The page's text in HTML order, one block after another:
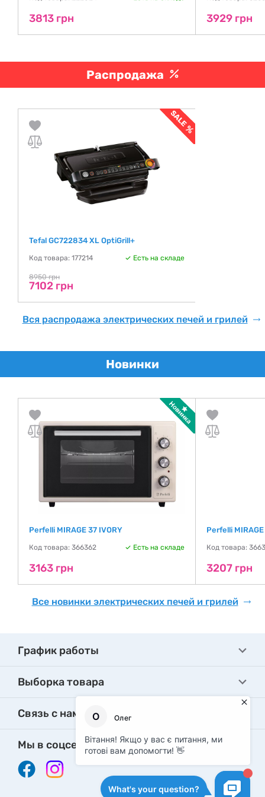
3813 грн 3929 грн
Распродажа
Tefal GC722834 XL OptiGrill+
Код товара: 177214 Есть на складе
8950 грн
7102 грн
Вся распродажа электрических печей и грилей
Новинки
Perfelli MIRAGE 37 IVORY
Код товара: 366362 Есть на складе
3163 грн
Perfelli
Код товара:
3207 грн
Все новинки электрических печей и грилей
График работы
Выборка товара
Связь с нами
Мы в соцсетях